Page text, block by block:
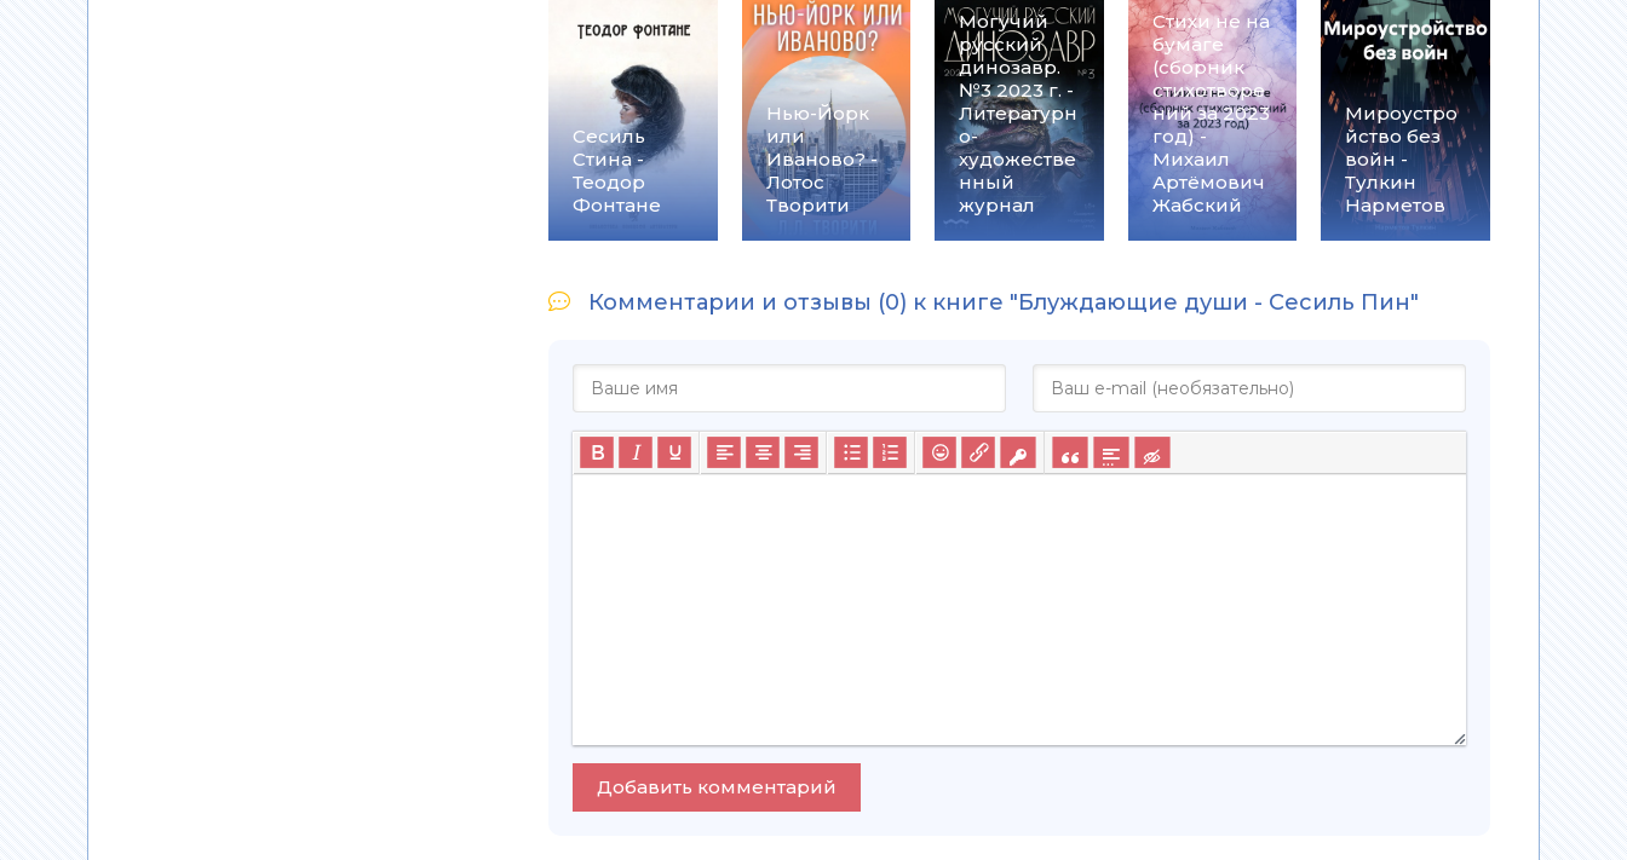
Сесиль
Стина -
Теодор
Фонтане
Нью-Йорк
или
Иваново? -
Лотос
Творити
Могучий
русский
динозавр.
№3 2023 г. -
Литературн
о-
художестве
нный
журнал
Стихи не на
бумаге
(сборник
стихотворе
ний за 2023
год) -
Михаил
Артёмович
Жабский
Мироустро
йство без
войн -
Тулкин
Нарметов
Комментарии и отзывы (0) к книге "Блуждающие души - Сесиль Пин"
Добавить комментарий